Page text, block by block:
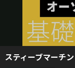
スティーブマーチ